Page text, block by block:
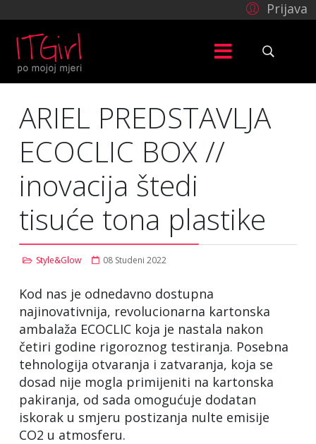
Prijava
ARIEL PREDSTAVLJA
ECOCLIC BOX //
inovacija štedi
tisuće tona plastike
Style&Glow 08 Studeni 2022
Kod nas je odnedavno dostupna
najinovativnija, revolucionarna kartonska
ambalaža ECOCLIC koja je nastala nakon
četiri godine rigoroznog testiranja. Posebna
tehnologija otvaranja i zatvaranja, koja se
dosad nije mogla primijeniti na kartonska
pakiranja, od sada omogućuje dodatan
iskorak u smjeru postizanja nulte emisije
CO2 u atmosferu.